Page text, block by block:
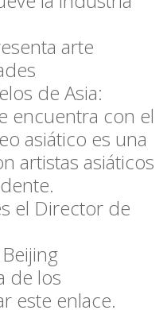
arte
de Asia:
encuentra con el
asiático es una
artistas asiáticos
el Director de
de los
este enlace.